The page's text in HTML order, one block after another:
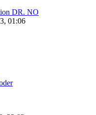
DR. NO
01:06